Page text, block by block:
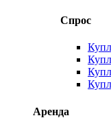
Спрос
Аренда